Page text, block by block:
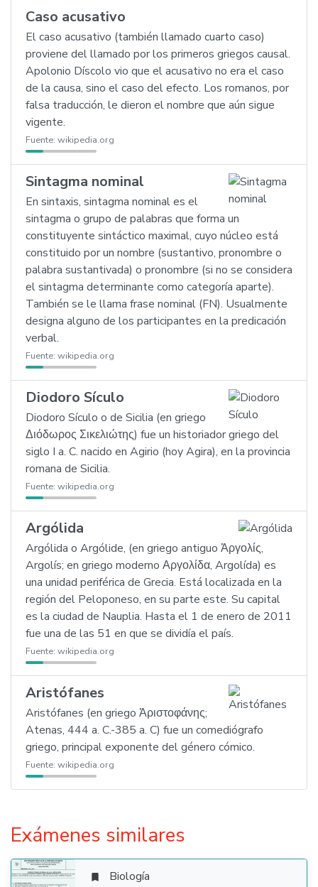
Caso acusativo
El caso acusativo (también llamado cuarto caso)
proviene del llamado por los primeros griegos causal.
Apolonio Díscolo vio que el acusativo no era el caso
de la causa, sino el caso del efecto. Los romanos, por
falsa traducción, le dieron el nombre que aún sigue
vigente.
Fuente: wikipedia.org
Sintagma nominal
En sintaxis, sintagma nominal es el
sintagma o grupo de palabras que forma un
constituyente sintáctico maximal, cuyo núcleo está
constituido por un nombre (sustantivo, pronombre o
palabra sustantivada) o pronombre (si no se considera
el sintagma determinante como categoría aparte).
También se le llama frase nominal (FN). Usualmente
designa alguno de los participantes en la predicación
verbal.
Fuente: wikipedia.org
Diodoro Sículo
Diodoro Sículo o de Sicilia (en griego
Διόδωρος Σικελιώτης) fue un historiador griego del
siglo I a. C. nacido en Agirio (hoy Agira), en la provincia
romana de Sicilia.
Fuente: wikipedia.org
Argólida
Argólida o Argólide, (en griego antiguo Ἀργολίς,
Argolís; en griego moderno Αργολίδα, Argolída) es
una unidad periférica de Grecia. Está localizada en la
región del Peloponeso, en su parte este. Su capital
es la ciudad de Nauplia. Hasta el 1 de enero de 2011
fue una de las 51 en que se dividía el país.
Fuente: wikipedia.org
Aristófanes
Aristófanes (en griego Ἀριστοφάνης;
Atenas, 444 a. C.-385 a. C) fue un comediógrafo
griego, principal exponente del género cómico.
Fuente: wikipedia.org
Exámenes similares
 Biología